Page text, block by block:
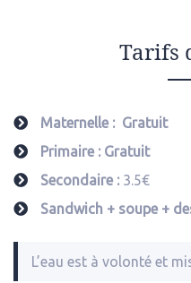
Tarifs
Maternelle : Gratuit
Primaire : Gratuit
Secondaire : 3.5€
Sandwich + soupe +
L’eau est à volonté et